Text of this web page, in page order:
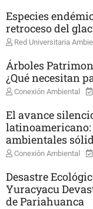
Especies
retroceso del
Red Universitaria
Árboles
¿Qué necesitan
Conexión Ambiental
El avance
ambientales
Conexión Ambiental
Desastre
Yuracyacu
de Pariahuanca